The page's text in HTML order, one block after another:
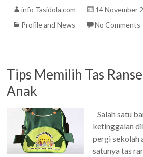
info Tasidola.com
14 November
Profile and News
No Comments
Tips Memilih Tas
Anak
Salah satu
ketinggalan
pergi sekolah
satunya tas